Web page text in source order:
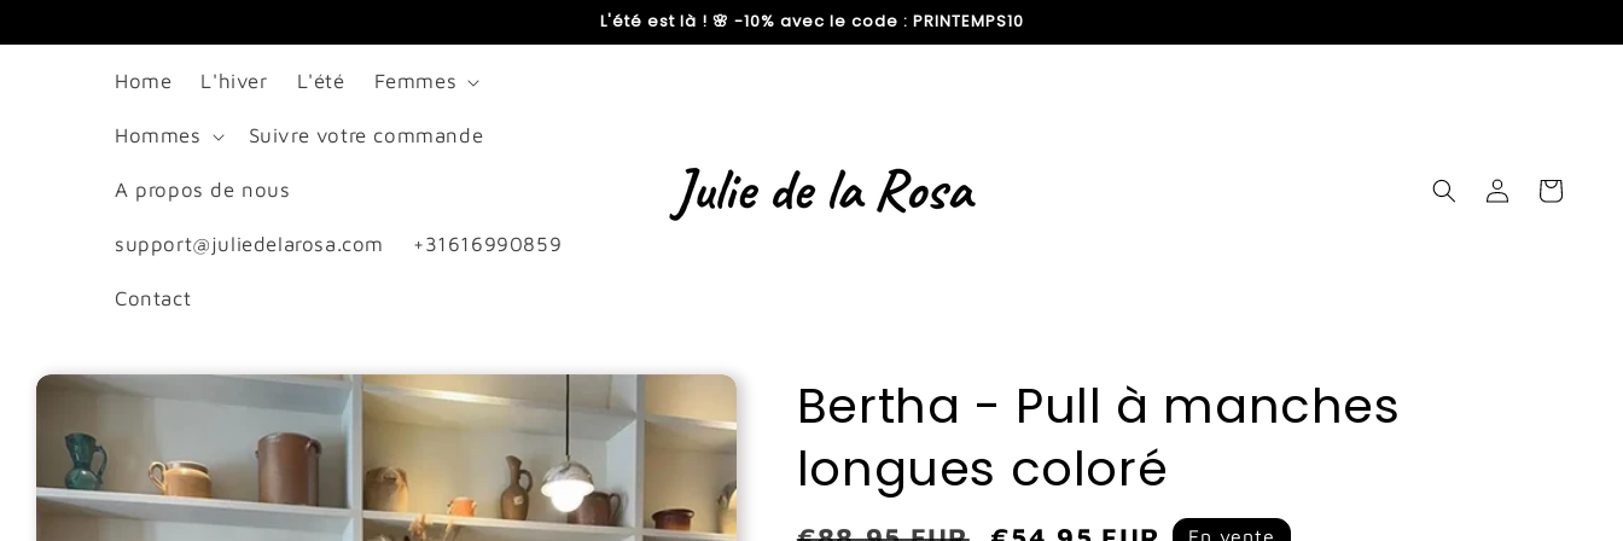
au
contenu
L'été est là ! 🌸 -10% avec le code : PRINTEMPS10
Home L'hiver L'été Femmes
Hommes Suivre votre commande
A propos de nous
support@juliedelarosa.com +31616990859
Contact
ConnexionPanier
Passer aux
Bertha - Pull à manches
longues coloré
En vente